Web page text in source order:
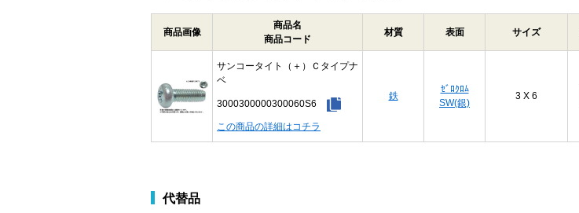
商品画像
商品名
商品コード
材質 表面 サイズ
サンコータイト（＋）Ｃタイプナ
ベ
3000300000300060S6
この商品の詳細はコチラ
鉄
ｾﾞﾛｸﾛﾑ
SW(銀)
3 X 6
代替品